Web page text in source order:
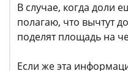
В случае, когда доли
полагаю, что вычтут
поделят площадь на
Если же эта